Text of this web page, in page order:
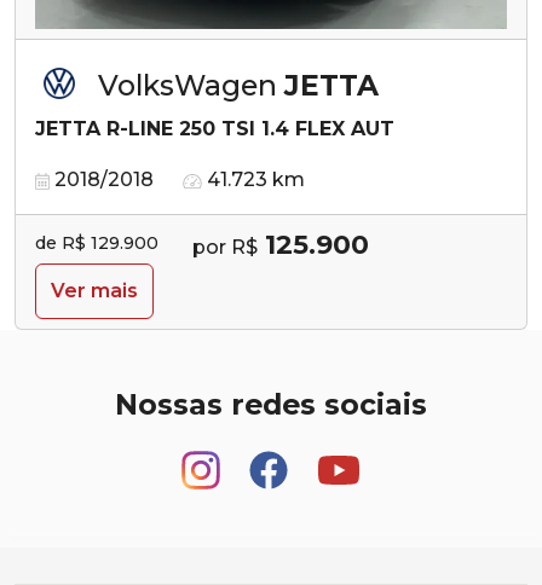
VolksWagenJETTA
JETTA R-LINE 250 TSI 1.4 FLEX AUT
2018/2018 41.723 km
de R$ 129.900 por R$ 125.900
Ver mais
Nossas redes sociais